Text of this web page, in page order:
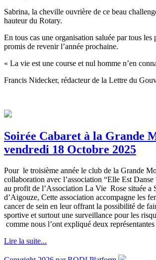
Sabrina, la cheville ouvrière de ce beau
hauteur du Rotary.
En tous cas une organisation saluée par tous
promis de revenir l’année prochaine.
« La vie est une course et nul homme n’en
Francis Nidecker, rédacteur de la Lettre du
Soirée Cabaret à la Grande
vendredi 18 Octobre 2025
Pour le troisième année le club de la Grande
collaboration avec l’association “Elle Est Danse
au profit de l’Association La Vie Rose située a
d’Aigouze, Cette association accompagne les
cancer de sein en leur offrant la possibilité de
sportive et surtout une surveillance pour les
comme nous l’ont expliqué deux représentantes
Lire la suite...